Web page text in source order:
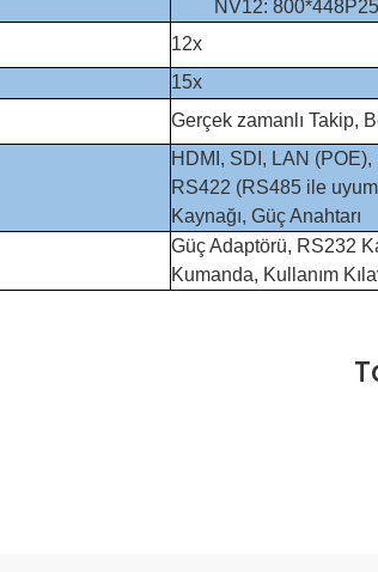
NV12:
12x
15x
Gerçek zamanlı Takip,
HDMI, SDI, LAN
RS422 (RS485 ile
Kaynağı, Güç Anahtarı
Güç Adaptörü, RS232
Kumanda, Kullanım
ve diğer konularda yetersiz